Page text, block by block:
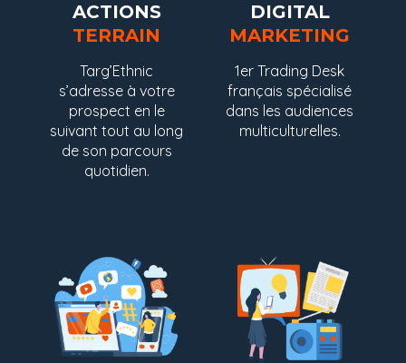
ACTIONS
TERRAIN
Targ’Ethnic
s’adresse à votre
prospect en le
suivant tout au long
de son parcours
quotidien.
DIGITAL
MARKETING
1er Trading Desk
français spécialisé
dans les audiences
multiculturelles.